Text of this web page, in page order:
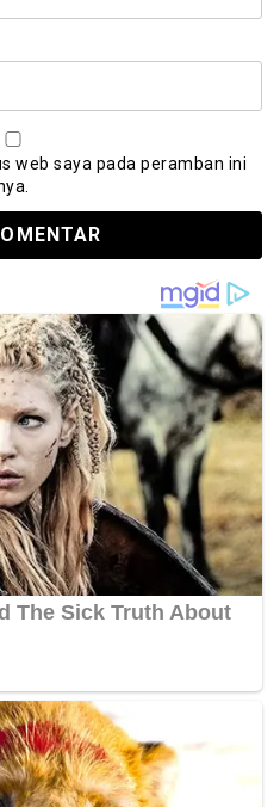
web saya pada peramban ini